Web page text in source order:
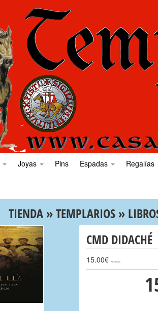
Joyas Pins Espadas Regalías
TIENDA »TEMPLARIOS »
CMD DIDACHÉ
15.00€ IVA incluído